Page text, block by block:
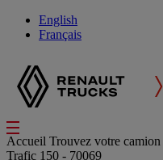
English
Français
Accueil Trouvez votre camion
Trafic 150 - 70069